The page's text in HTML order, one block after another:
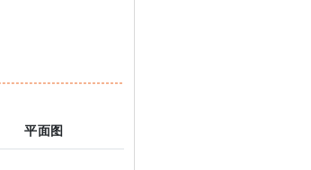
平面图